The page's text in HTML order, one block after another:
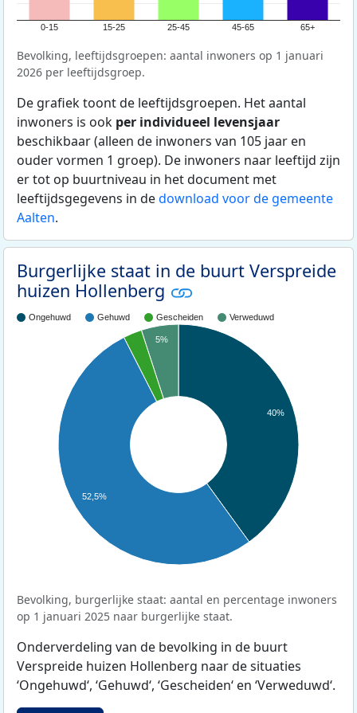
0-15 15-25 25-45 45-65 65+
Bevolking, leeftijdsgroepen: aantal inwoners op 1 januari
2026 per leeftijdsgroep.
De grafiek toont de leeftijdsgroepen. Het aantal
inwoners is ook per individueel levensjaar
beschikbaar (alleen de inwoners van 105 jaar en
ouder vormen 1 groep). De inwoners naar leeftijd zijn
er tot op buurtniveau in het document met
leeftijdsgegevens in dedownload voor de gemeente
Aalten.
Burgerlijke staat in de buurt Verspreide
huizen Hollenberg
Ongehuwd Gehuwd Gescheiden Verweduwd
40%
5%
52,5%
Bevolking, burgerlijke staat: aantal en percentage inwoners
op 1 januari 2025 naar burgerlijke staat.
Onderverdeling van de bevolking in de buurt
Verspreide huizen Hollenberg naar de situaties
‘Ongehuwd‘, ‘Gehuwd‘, ‘Gescheiden‘ en ‘Verweduwd‘.